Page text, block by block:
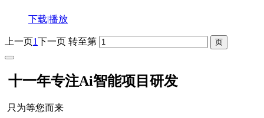
下载|播放
上一页1下一页 转至第
十一年专注Ai智能项目研发
只为等您而来